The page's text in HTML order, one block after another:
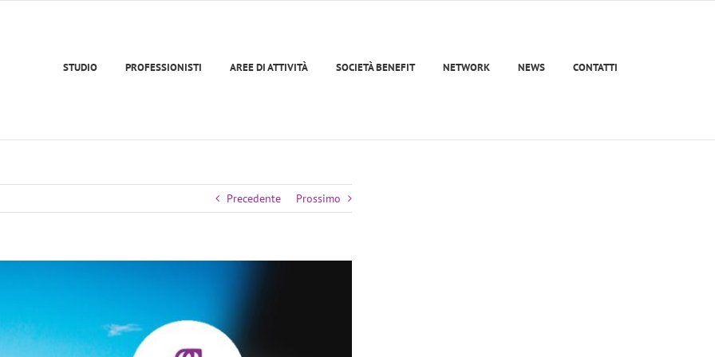
STUDIO PROFESSIONISTI AREE DI ATTIVITÀ SOCIETÀ BENEFIT NETWORK NEWS CONTATTI
Precedente Prossimo